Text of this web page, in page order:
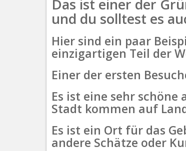
Das ist einer der
und du solltest es
Hier sind ein paar
einzigartigen Teil der
Einer der ersten
Es ist eine sehr
Stadt kommen auf
Es ist ein Ort für das
andere Schätze oder